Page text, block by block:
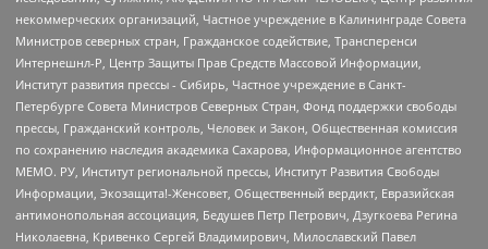
некоммерческих организаций, Частное учреждение в Калининграде Совета
Министров северных стран, Гражданское содействие, Трансперенси
Интернешнл-Р, Центр Защиты Прав Средств Массовой Информации,
Институт развития прессы - Сибирь, Частное учреждение в Санкт-
Петербурге Совета Министров Северных Стран, Фонд поддержки свободы
прессы, Гражданский контроль, Человек и Закон, Общественная комиссия
по сохранению наследия академика Сахарова, Информационное агентство
МЕМО. РУ, Институт региональной прессы, Институт Развития Свободы
Информации, Экозащита!-Женсовет, Общественный вердикт, Евразийская
антимонопольная ассоциация, Бедушев Петр Петрович, Дзугкоева Регина
Николаевна, Кривенко Сергей Владимирович, Милославский Павел